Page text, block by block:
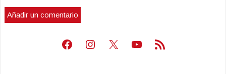
Facebook
Instagram
X Youtube
Feed RSS